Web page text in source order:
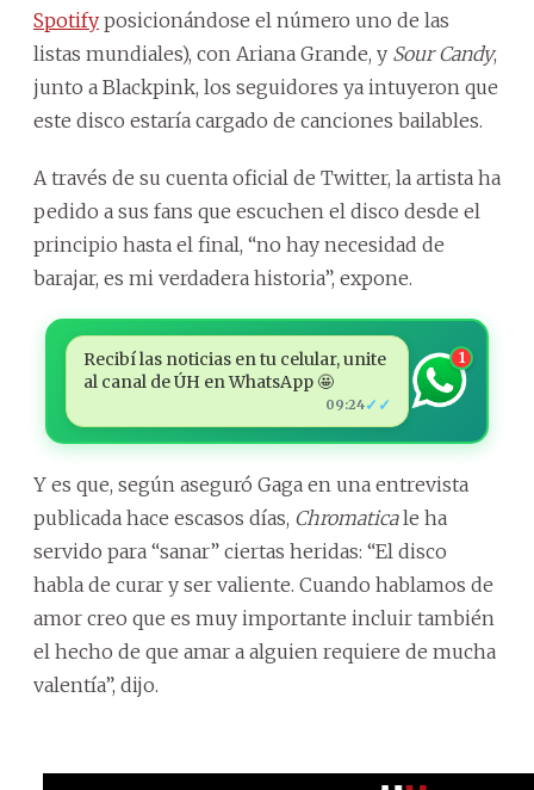
Spotify posicionándose el número uno de las
listas mundiales), con Ariana Grande, y Sour Candy,
junto a Blackpink, los seguidores ya intuyeron que
este disco estaría cargado de canciones bailables.
A través de su cuenta oficial de Twitter, la artista ha
pedido a sus fans que escuchen el disco desde el
principio hasta el final, “no hay necesidad de
barajar, es mi verdadera historia”, expone.
Recibí las noticias en tu celular, unite
al canal de ÚH en WhatsApp 🤩
09:24✓✓
1
Y es que, según aseguró Gaga en una entrevista
publicada hace escasos días, Chromaticale ha
servido para “sanar” ciertas heridas: “El disco
habla de curar y ser valiente. Cuando hablamos de
amor creo que es muy importante incluir también
el hecho de que amar a alguien requiere de mucha
valentía”, dijo.